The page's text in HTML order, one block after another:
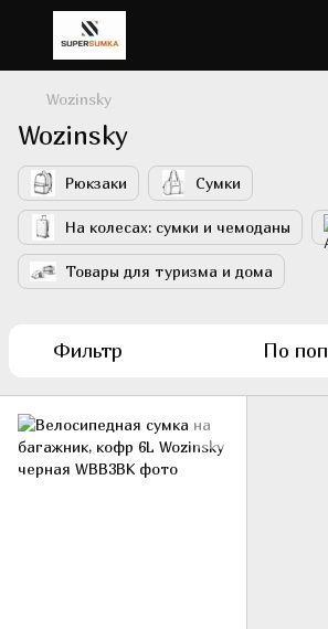
Wozinsky
Wozinsky
Рюкзаки Сумки
На колесах: сумки и чемоданы
Товары для туризма и дома
Фильтр По